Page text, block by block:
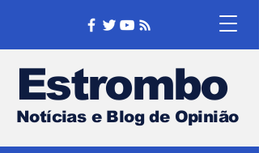
Estrombo
Notícias e Blog de Opinião